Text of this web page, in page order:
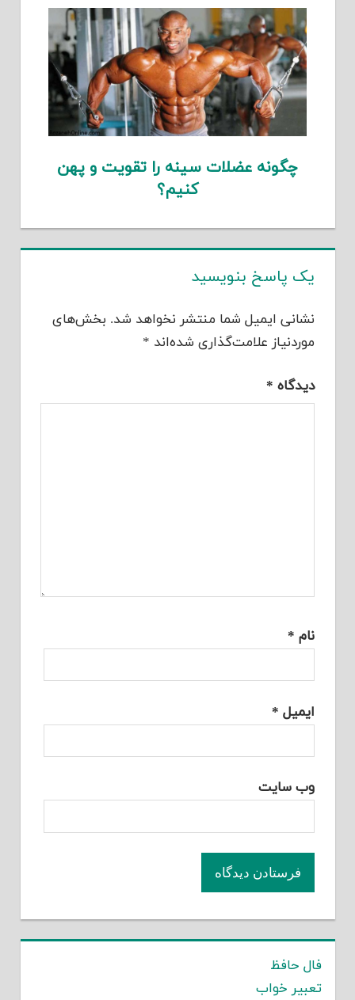
چگونه عضلات سینه را تقویت و پهن
کنیم؟
یک پاسخ بنویسید
نشانی ایمیل شما منتشر نخواهد شد. بخش‌های
موردنیاز علامت‌گذاری شده‌اند *
دیدگاه *
نام *
ایمیل *
وب‌ سایت
فال حافظ
تعبیر خواب